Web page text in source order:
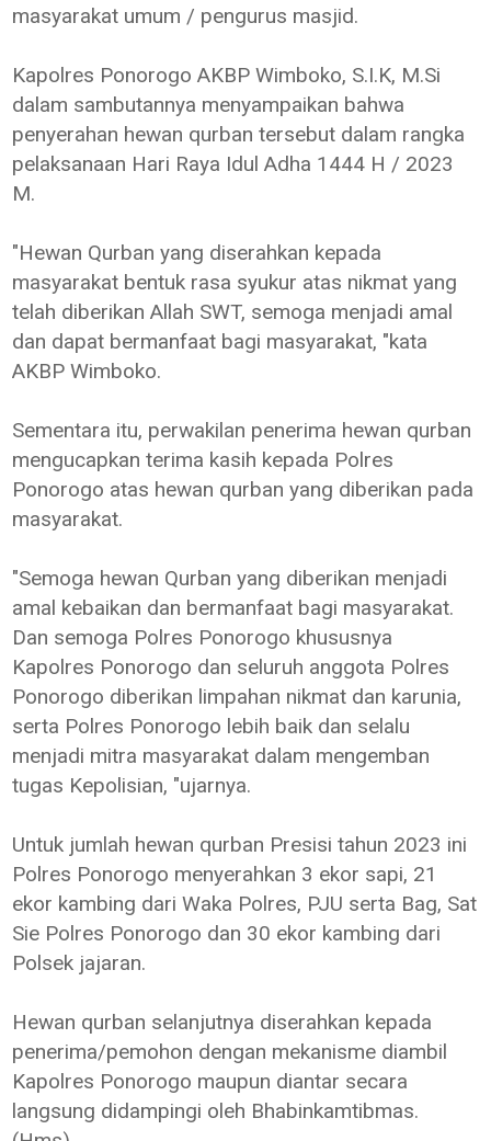
masyarakat umum / pengurus masjid.
Kapolres Ponorogo AKBP Wimboko, S.I.K, M.Si
dalam sambutannya menyampaikan bahwa
penyerahan hewan qurban tersebut dalam rangka
pelaksanaan Hari Raya Idul Adha 1444 H / 2023
M.
"Hewan Qurban yang diserahkan kepada
masyarakat bentuk rasa syukur atas nikmat yang
telah diberikan Allah SWT, semoga menjadi amal
dan dapat bermanfaat bagi masyarakat, "kata
AKBP Wimboko.
Sementara itu, perwakilan penerima hewan qurban
mengucapkan terima kasih kepada Polres
Ponorogo atas hewan qurban yang diberikan pada
masyarakat.
"Semoga hewan Qurban yang diberikan menjadi
amal kebaikan dan bermanfaat bagi masyarakat.
Dan semoga Polres Ponorogo khususnya
Kapolres Ponorogo dan seluruh anggota Polres
Ponorogo diberikan limpahan nikmat dan karunia,
serta Polres Ponorogo lebih baik dan selalu
menjadi mitra masyarakat dalam mengemban
tugas Kepolisian, "ujarnya.
Untuk jumlah hewan qurban Presisi tahun 2023 ini
Polres Ponorogo menyerahkan 3 ekor sapi, 21
ekor kambing dari Waka Polres, PJU serta Bag, Sat
Sie Polres Ponorogo dan 30 ekor kambing dari
Polsek jajaran.
Hewan qurban selanjutnya diserahkan kepada
penerima/pemohon dengan mekanisme diambil
Kapolres Ponorogo maupun diantar secara
langsung didampingi oleh Bhabinkamtibmas.